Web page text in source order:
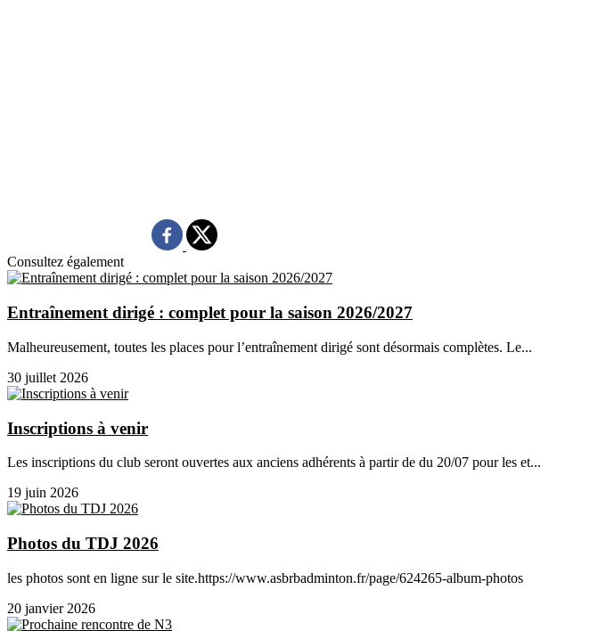
Consultez également
Entraînement dirigé : complet pour la saison 2026/2027
Malheureusement, toutes les places pour l’entraînement dirigé sont désormais complètes. Le...
30 juillet 2026
Inscriptions à venir
Les inscriptions du club seront ouvertes aux anciens adhérents à partir de du 20/07 pour les et...
19 juin 2026
Photos du TDJ 2026
les photos sont en ligne sur le site.https://www.asbrbadminton.fr/page/624265-album-photos
20 janvier 2026